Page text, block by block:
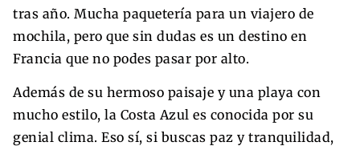
tras año. Mucha paquetería para un viajero de
mochila, pero que sin dudas es un destino en
Francia que no podes pasar por alto.
Además de su hermoso paisaje y una playa con
mucho estilo, la Costa Azul es conocida por su
genial clima. Eso sí, si buscas paz y tranquilidad,